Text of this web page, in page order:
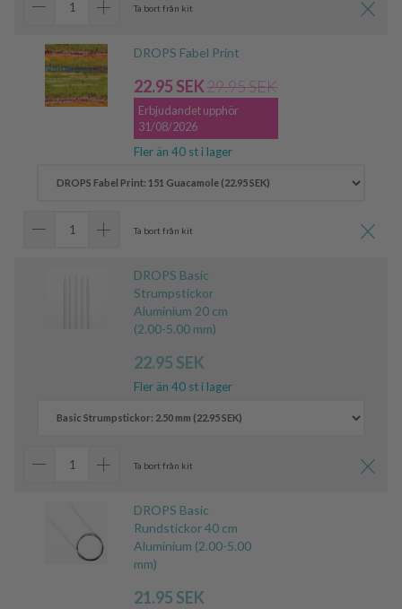
Ta bort från kit
DROPS Fabel Print
22.95 SEK29.95 SEK
Erbjudandet upphör
31/08/2026
Fler än 40 st i lager
Ta bort från kit
DROPS Basic
Strumpstickor
Aluminium 20 cm
(2.00-5.00 mm)
22.95 SEK
Fler än 40 st i lager
Ta bort från kit
DROPS Basic
Rundstickor 40 cm
Aluminium (2.00-5.00
mm)
21.95 SEK